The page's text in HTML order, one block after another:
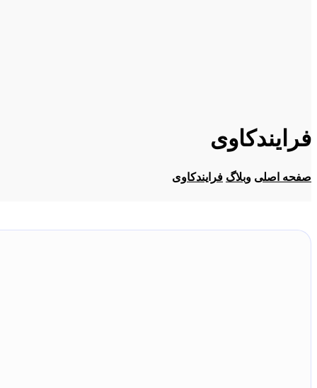
فرایندکاوی
صفحه اصلی وبلاگ فرایندکاوی